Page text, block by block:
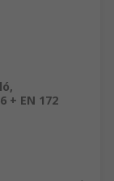
+ EN 172